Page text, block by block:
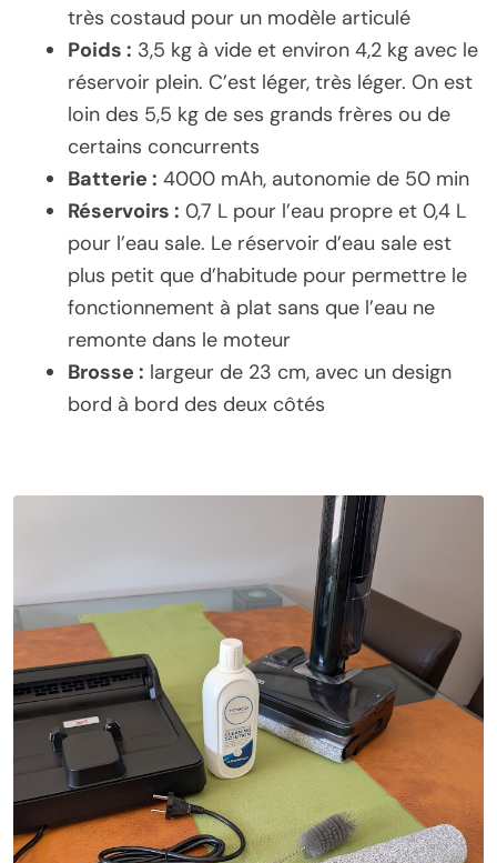
très costaud pour un modèle articulé
Poids : 3,5 kg à vide et environ 4,2 kg avec le
réservoir plein. C’est léger, très léger. On est
loin des 5,5 kg de ses grands frères ou de
certains concurrents
Batterie : 4000 mAh, autonomie de 50 min
Réservoirs : 0,7 L pour l’eau propre et 0,4 L
pour l’eau sale. Le réservoir d’eau sale est
plus petit que d’habitude pour permettre le
fonctionnement à plat sans que l’eau ne
remonte dans le moteur
Brosse : largeur de 23 cm, avec un design
bord à bord des deux côtés